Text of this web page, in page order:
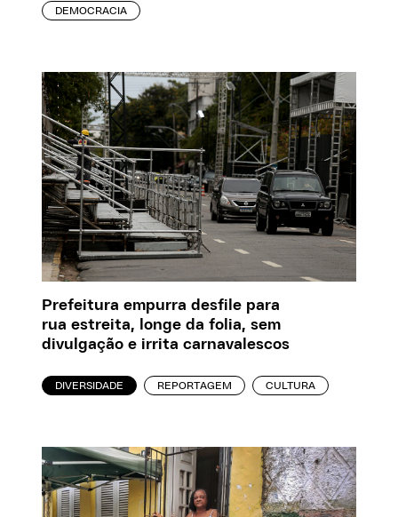
DEMOCRACIA
Prefeitura empurra desfile para
rua estreita, longe da folia, sem
divulgação e irrita carnavalescos
DIVERSIDADE REPORTAGEM CULTURA